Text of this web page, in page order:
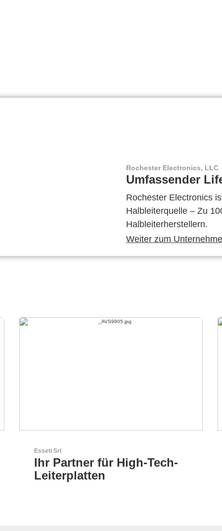
Rochester Electronics, LLC
Umfassender
Rochester Electronics
Halbleiterquelle – Zu
Halbleiterherstellern.
Weiter zum
RECOM Power GmbH
AC/DC- & DC/DC-Wandler